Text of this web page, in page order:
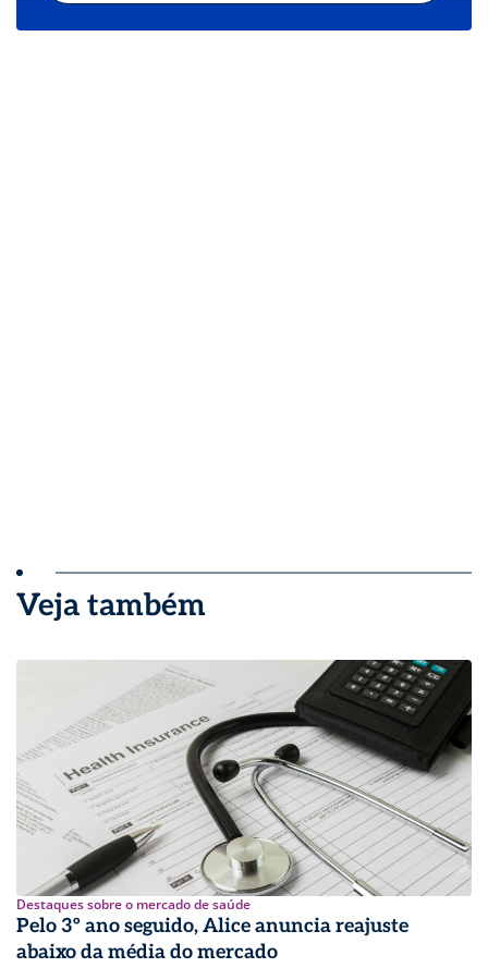
Veja também
Destaques sobre o mercado de saúde
Pelo 3º ano seguido, Alice anuncia reajuste
abaixo da média do mercado